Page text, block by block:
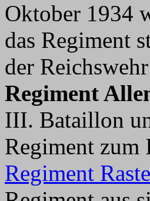
Oktober 1934
das Regiment
der
Regiment
III. Bataillon
Regiment
Regiment